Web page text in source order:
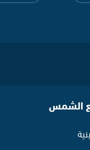
الشمس